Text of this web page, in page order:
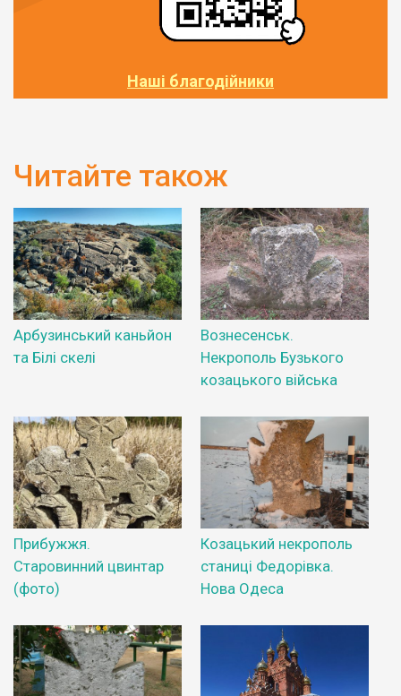
Наші благодійники
Читайте також
Арбузинський каньйон
та Білі скелі
Вознесенськ.
Некрополь Бузького
козацького війська
Прибужжя.
Старовинний цвинтар
(фото)
Козацький некрополь
станиці Федорівка.
Нова Одеса